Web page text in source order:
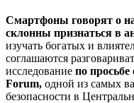
Смартфоны говорят о
склонны признаться в
изучать богатых и
соглашаются
исследование по
Forum, одной из самых
безопасности в